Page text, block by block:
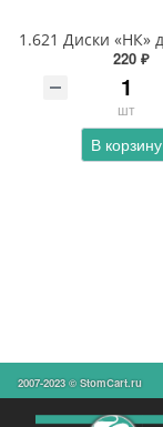
220 ₽
шт
В корзину
2007-2023 © StomCart.ru